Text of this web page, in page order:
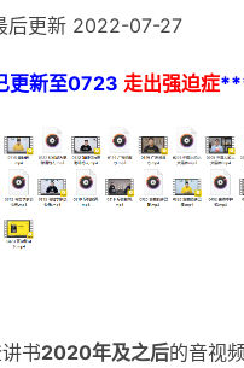
后更新 2022-07-27
更新至0723 走出强迫症
书2020年及之后的音视